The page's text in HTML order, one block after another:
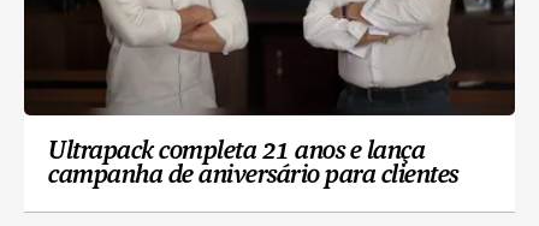
Ultrapack completa 21 anos e lança
campanha de aniversário para clientes